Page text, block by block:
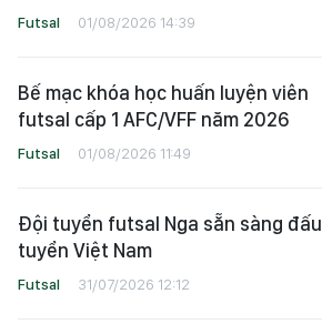
Futsal 01/08/2026 14:39
Bế mạc khóa học huấn luyện viên
futsal cấp 1 AFC/VFF năm 2026
Futsal 01/08/2026 11:49
Đội tuyển futsal Nga sẵn sàng đấu
tuyển Việt Nam
Futsal 31/07/2026 12:12